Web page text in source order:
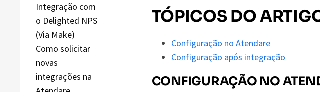
Integração com
o Delighted NPS
(Via Make)
Como solicitar
novas
integrações na
TÓPICOS DO
Configuração no Atendare
Configuração após integração
CONFIGURAÇÃO NO